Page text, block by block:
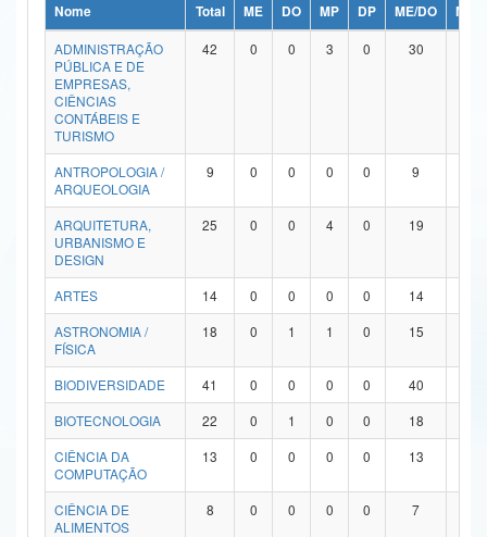
Ministério da Ciência, Tecnologia, Inovações e Comunicações
Ministério do Meio Ambiente
Ministério do Turismo
Ministério do Desenvolvimento Regional
Controladoria-Geral da União
Ministério da Mulher, da Família e dos Direitos Humanos
Secretaria de Governo
Advocacia-Geral da União
Banco Central do Brasil
Nome Total ME DO MP DP ME/DO
MP/
ADMINISTRAÇÃO
PÚBLICA E DE
EMPRESAS,
CIÊNCIAS
CONTÁBEIS E
TURISMO
42 0 0 3 0 30
ANTROPOLOGIA /
ARQUEOLOGIA
9 0 0 0 0 9
ARQUITETURA,
URBANISMO E
DESIGN
25 0 0 4 0 19
ARTES 14 0 0 0 0 14
ASTRONOMIA /
FÍSICA
18 0 1 1 0 15
BIODIVERSIDADE 41 0 0 0 0 40
BIOTECNOLOGIA
22 0 1 0 0 18
CIÊNCIA DA
COMPUTAÇÃO
13 0 0 0 0 13
CIÊNCIA DE
ALIMENTOS
8 0 0 0 0 7